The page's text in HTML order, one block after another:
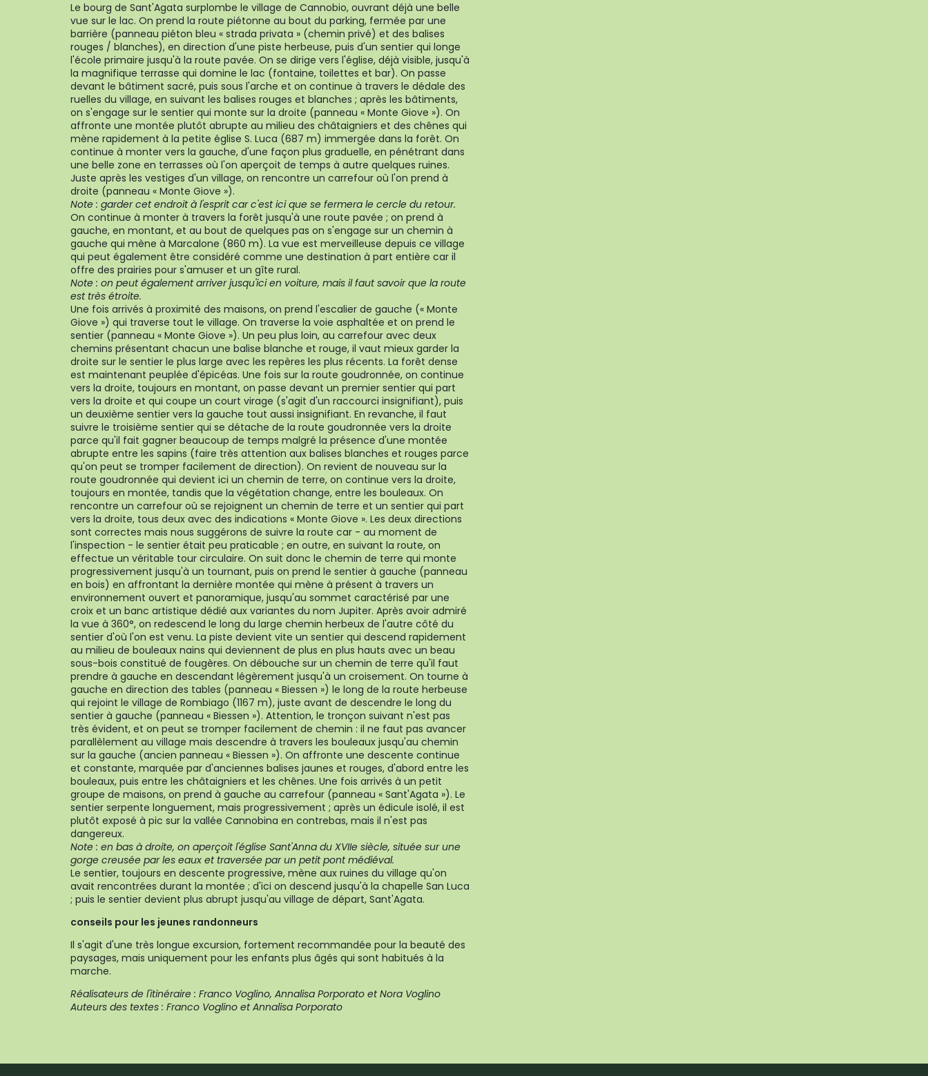
Le bourg de Sant'Agata surplombe le village de Cannobio, ouvrant déjà une belle
vue sur le lac. On prend la route piétonne au bout du parking, fermée par une
barrière (panneau piéton bleu « strada privata » (chemin privé) et des balises
rouges / blanches), en direction d'une piste herbeuse, puis d'un sentier qui longe
l'école primaire jusqu'à la route pavée. On se dirige vers l'église, déjà visible, jusqu'à
la magnifique terrasse qui domine le lac (fontaine, toilettes et bar). On passe
devant le bâtiment sacré, puis sous l'arche et on continue à travers le dédale des
ruelles du village, en suivant les balises rouges et blanches ; après les bâtiments,
on s'engage sur le sentier qui monte sur la droite (panneau « Monte Giove »). On
affronte une montée plutôt abrupte au milieu des châtaigniers et des chênes qui
mène rapidement à la petite église S. Luca (687 m) immergée dans la forêt. On
continue à monter vers la gauche, d'une façon plus graduelle, en pénétrant dans
une belle zone en terrasses où l'on aperçoit de temps à autre quelques ruines.
Juste après les vestiges d'un village, on rencontre un carrefour où l'on prend à
droite (panneau « Monte Giove »).
Note : garder cet endroit à l'esprit car c'est ici que se fermera le cercle du retour.
On continue à monter à travers la forêt jusqu'à une route pavée ; on prend à
gauche, en montant, et au bout de quelques pas on s'engage sur un chemin à
gauche qui mène à Marcalone (860 m). La vue est merveilleuse depuis ce village
qui peut également être considéré comme une destination à part entière car il
offre des prairies pour s'amuser et un gîte rural.
Note : on peut également arriver jusqu'ici en voiture, mais il faut savoir que la route
est très étroite.
Une fois arrivés à proximité des maisons, on prend l'escalier de gauche (« Monte
Giove ») qui traverse tout le village. On traverse la voie asphaltée et on prend le
sentier (panneau « Monte Giove »). Un peu plus loin, au carrefour avec deux
chemins présentant chacun une balise blanche et rouge, il vaut mieux garder la
droite sur le sentier le plus large avec les repères les plus récents. La forêt dense
est maintenant peuplée d'épicéas. Une fois sur la route goudronnée, on continue
vers la droite, toujours en montant, on passe devant un premier sentier qui part
vers la droite et qui coupe un court virage (s'agit d'un raccourci insignifiant), puis
un deuxième sentier vers la gauche tout aussi insignifiant. En revanche, il faut
suivre le troisième sentier qui se détache de la route goudronnée vers la droite
parce qu'il fait gagner beaucoup de temps malgré la présence d'une montée
abrupte entre les sapins (faire très attention aux balises blanches et rouges parce
qu'on peut se tromper facilement de direction). On revient de nouveau sur la
route goudronnée qui devient ici un chemin de terre, on continue vers la droite,
toujours en montée, tandis que la végétation change, entre les bouleaux. On
rencontre un carrefour où se rejoignent un chemin de terre et un sentier qui part
vers la droite, tous deux avec des indications « Monte Giove ». Les deux directions
sont correctes mais nous suggérons de suivre la route car - au moment de
l'inspection - le sentier était peu praticable ; en outre, en suivant la route, on
effectue un véritable tour circulaire. On suit donc le chemin de terre qui monte
progressivement jusqu'à un tournant, puis on prend le sentier à gauche (panneau
en bois) en affrontant la dernière montée qui mène à présent à travers un
environnement ouvert et panoramique, jusqu'au sommet caractérisé par une
croix et un banc artistique dédié aux variantes du nom Jupiter. Après avoir admiré
la vue à 360°, on redescend le long du large chemin herbeux de l'autre côté du
sentier d'où l'on est venu. La piste devient vite un sentier qui descend rapidement
au milieu de bouleaux nains qui deviennent de plus en plus hauts avec un beau
sous-bois constitué de fougères. On débouche sur un chemin de terre qu'il faut
prendre à gauche en descendant légèrement jusqu'à un croisement. On tourne à
gauche en direction des tables (panneau « Biessen ») le long de la route herbeuse
qui rejoint le village de Rombiago (1167 m), juste avant de descendre le long du
sentier à gauche (panneau « Biessen »). Attention, le tronçon suivant n'est pas
très évident, et on peut se tromper facilement de chemin : il ne faut pas avancer
parallèlement au village mais descendre à travers les bouleaux jusqu'au chemin
sur la gauche (ancien panneau « Biessen »). On affronte une descente continue
et constante, marquée par d'anciennes balises jaunes et rouges, d'abord entre les
bouleaux, puis entre les châtaigniers et les chênes. Une fois arrivés à un petit
groupe de maisons, on prend à gauche au carrefour (panneau « Sant'Agata »). Le
sentier serpente longuement, mais progressivement ; après un édicule isolé, il est
plutôt exposé à pic sur la vallée Cannobina en contrebas, mais il n'est pas
dangereux.
Note : en bas à droite, on aperçoit l'église Sant'Anna du XVIIe siècle, située sur une
gorge creusée par les eaux et traversée par un petit pont médiéval.
Le sentier, toujours en descente progressive, mène aux ruines du village qu'on
avait rencontrées durant la montée ; d'ici on descend jusqu'à la chapelle San Luca
; puis le sentier devient plus abrupt jusqu'au village de départ, Sant'Agata.
conseils pour les jeunes randonneurs
Il s'agit d'une très longue excursion, fortement recommandée pour la beauté des
paysages, mais uniquement pour les enfants plus âgés qui sont habitués à la
marche.
Réalisateurs de l'itinéraire : Franco Voglino, Annalisa Porporato et Nora Voglino
Auteurs des textes : Franco Voglino et Annalisa Porporato